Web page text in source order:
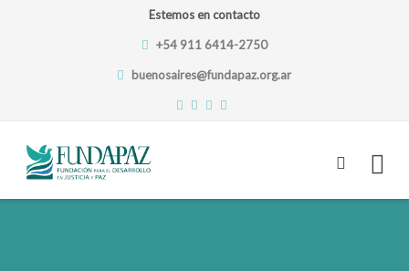
Estemos en contacto
+54 911 6414-2750
buenosaires@fundapaz.org.ar
Skip